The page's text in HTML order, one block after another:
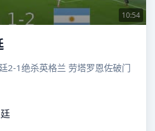
10:54
2-1绝杀英格兰 劳塔罗恩佐破门